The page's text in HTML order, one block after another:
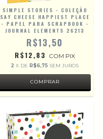
SIMPLE STORIES - COLEÇÃO
SAY CHEESE HAPPIEST PLACE
- PAPEL PARA SCRAPBOOK -
JOURNAL ELEMENTS 26213
R$13,50
R$12,83 COM PIX
2 X DE R$6,75 SEM JUROS